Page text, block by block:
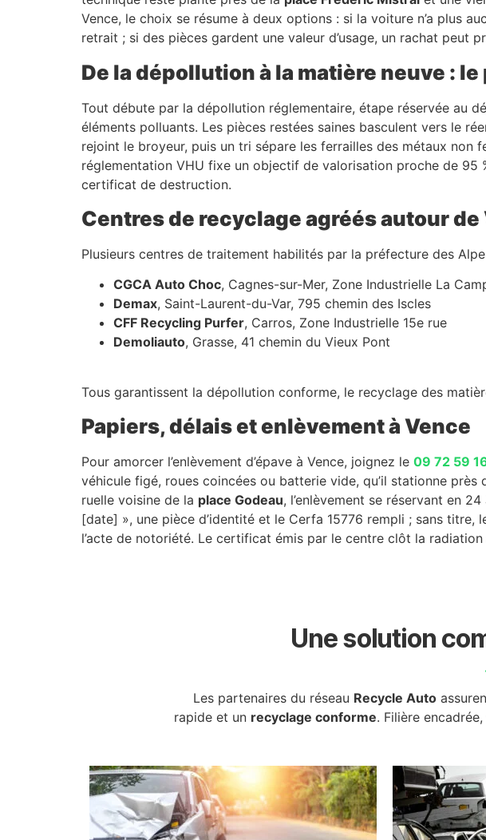
Vence, le choix se résume à deux options : si la voiture n’a plus
retrait ; si des pièces gardent une valeur d’usage, un rachat peut
De la dépollution à la matière neuve :
Tout débute par la dépollution réglementaire, étape réservée au
éléments polluants. Les pièces restées saines basculent vers le
rejoint le broyeur, puis un tri sépare les ferrailles des métaux non
réglementation VHU fixe un objectif de valorisation proche de 95
certificat de destruction.
Centres de recyclage agréés autour de
Plusieurs centres de traitement habilités par la préfecture des
CGCA Auto Choc, Cagnes-sur-Mer, Zone Industrielle La
Demax, Saint-Laurent-du-Var, 795 chemin des Iscles
CFF Recycling Purfer, Carros, Zone Industrielle 15e rue
Demoliauto, Grasse, 41 chemin du Vieux Pont
Tous garantissent la dépollution conforme, le recyclage des
Papiers, délais et enlèvement à Vence
Pour amorcer l’enlèvement d’épave à Vence, joignez le 09 72 59
véhicule figé, roues coincées ou batterie vide, qu’il stationne près
ruelle voisine de la place Godeau, l’enlèvement se réservant en
[date] », une pièce d’identité et le Cerfa 15776 rempli ; sans titre,
l’acte de notoriété. Le certificat émis par le centre clôt la
Une solution
Les partenaires du réseau Recycle Auto
rapide et un recyclage conforme. Filière